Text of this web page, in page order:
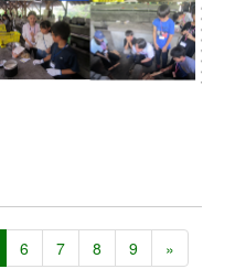
6 7 8 9 »